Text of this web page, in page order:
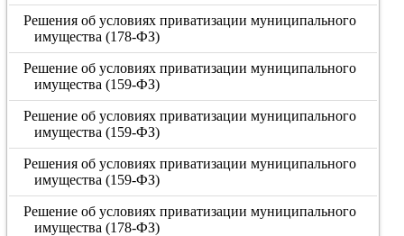
Решения об условиях приватизации муниципального
имущества (178-ФЗ)
Решение об условиях приватизации муниципального
имущества (159-ФЗ)
Решение об условиях приватизации муниципального
имущества (159-ФЗ)
Решения об условиях приватизации муниципального
имущества (159-ФЗ)
Решение об условиях приватизации муниципального
имущества (178-ФЗ)